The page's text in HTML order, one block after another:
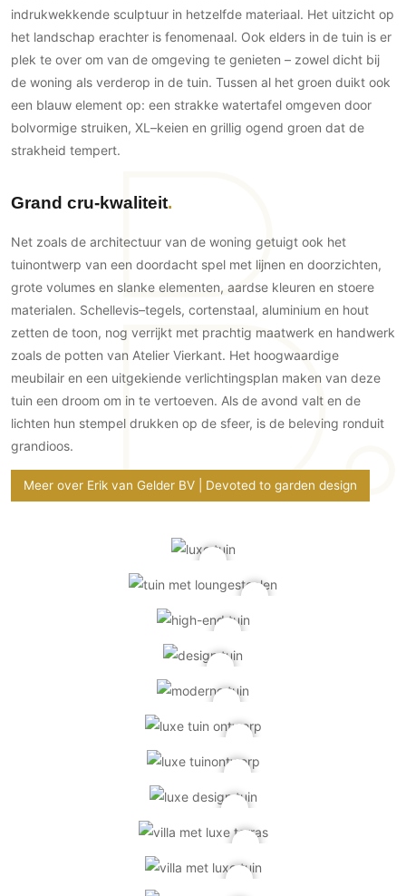
Vloer
Beton Ciré vloeren
PVC vloeren
Gietvloeren
Houten vloeren
Vloerkleden
Afwerking
Wandafwerking
Beton Ciré
Behang / Wandtextiel
Natuursteen en keramiek
Leer
Stucwerk
indrukwekkende sculptuur in hetzelfde materiaal. Het uitzicht op
het landschap erachter is fenomenaal. Ook elders in de tuin is er
plek te over om van de omgeving te genieten – zowel dicht bij
de woning als verderop in de tuin. Tussen al het groen duikt ook
een blauw element op: een strakke watertafel omgeven door
bolvormige struiken, XL–keien en grillig ogend groen dat de
strakheid tempert.
Grand cru-kwaliteit
Net zoals de architectuur van de woning getuigt ook het
tuinontwerp van een doordacht spel met lijnen en doorzichten,
grote volumes en slanke elementen, aardse kleuren en stoere
materialen. Schellevis–tegels, cortenstaal, aluminium en hout
zetten de toon, nog verrijkt met prachtig maatwerk en handwerk
zoals de potten van Atelier Vierkant. Het hoogwaardige
meubilair en een uitgekiende verlichtingsplan maken van deze
tuin een droom om in te vertoeven. Als de avond valt en de
lichten hun stempel drukken op de sfeer, is de beleving ronduit
grandioos.
Meer over Erik van Gelder BV | Devoted to garden design